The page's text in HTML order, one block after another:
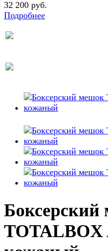
32 200 руб.
Подробнее
TOTALBOX